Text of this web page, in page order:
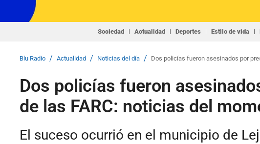
Sociedad Actualidad Deportes Estilo de vida
Blu Radio / Actualidad / Noticias del día / Dos policías fueron asesinados por
Dos policías fueron
de las FARC: noticias del
El suceso ocurrió en el municipio de